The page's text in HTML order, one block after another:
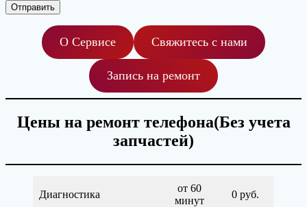
О Сервисе Свяжитесь с нами
Запись на ремонт
Цены на ремонт телефона(Без учета
запчастей)
Диагностика
от 60
минут
0 руб.